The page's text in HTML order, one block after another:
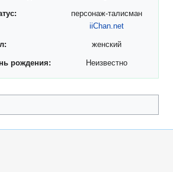
персонаж-талисман
iiChan.net
женский
рождения: Неизвестно